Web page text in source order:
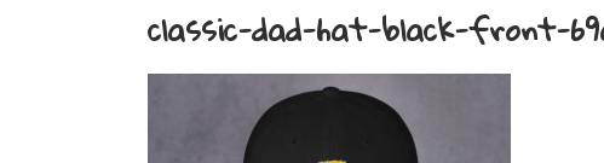
classic-dad-hat-black-front-